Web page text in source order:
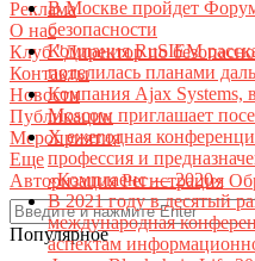
Реклама
О нас
Клуб "Директор по
Контакты
Новости
Публикации
Мероприятия
Еще
АвторизацияРегистрация
Популярное
В Москве пройдет
безопасности
Компания RuSIEM
поделилась планами
Компания Ajax Systems,
Moscow приглашает
X ежегодная
профессия и
«Комплаенс — 2020»
В 2021 году в десятый
международная
аспектам